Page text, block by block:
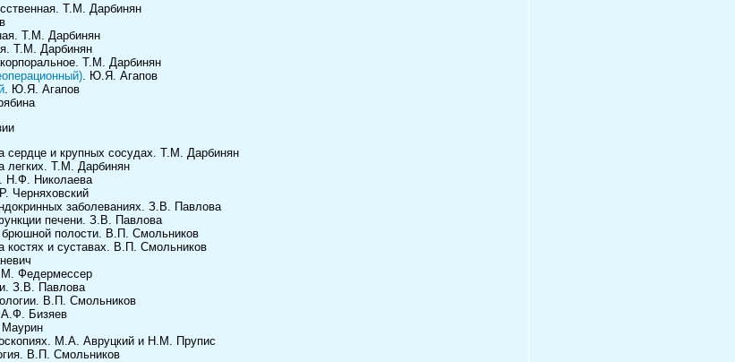
Т.М. Дарбинян
Т.М. Дарбинян
Т.М. Дарбинян
Т.М. Дарбинян
. Ю.Я. Агапов
. Ю.Я. Агапов
сердце и крупных сосудах. Т.М. Дарбинян
легких. Т.М. Дарбинян
Н.Ф. Николаева
Черняховский
заболеваниях. З.В. Павлова
печени. З.В. Павлова
брюшной полости. В.П. Смольников
костях и суставах. В.П. Смольников
Федермессер
З.В. Павлова
В.П. Смольников
А.Ф. Бизяев
М.А. Авруцкий и Н.М. Прупис
В.П. Смольников